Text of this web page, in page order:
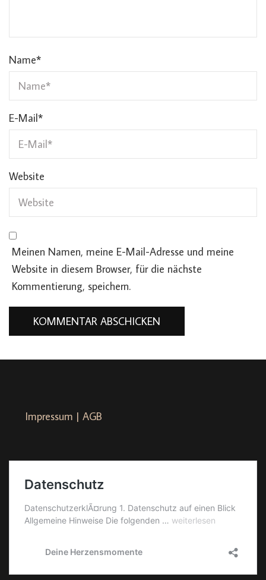
Name*
E-Mail*
Website
Meinen Namen, meine E-Mail-Adresse und meine
Website in diesem Browser, für die nächste
Kommentierung, speichern.
Impressum | AGB